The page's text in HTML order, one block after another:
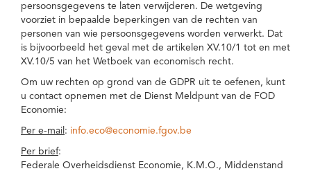
persoonsgegevens te laten verwijderen. De wetgeving
voorziet in bepaalde beperkingen van de rechten van
personen van wie persoonsgegevens worden verwerkt. Dat
is bijvoorbeeld het geval met de artikelen XV.10/1 tot en met
XV.10/5 van het Wetboek van economisch recht.
Om uw rechten op grond van de GDPR uit te oefenen, kunt
u contact opnemen met de Dienst Meldpunt van de FOD
Economie:
Per e-mail : info.eco@economie.fgov.be
Per brief:
Federale Overheidsdienst Economie, K.M.O., Middenstand